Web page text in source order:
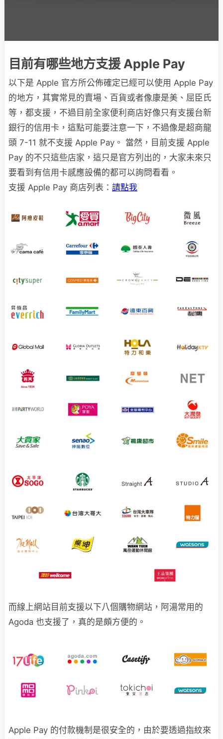
目前有哪些地方支援 Apple Pay
以下是 Apple 官方所公佈確定已經可以使用 Apple Pay
的地方，其實常見的賣場、百貨或者像康是美、屈臣氏
等，都支援，不過目前全家便利商店好像只有支援台新
銀行的信用卡，這點可能要注意一下，不過像是超商龍
頭 7-11 就不支援 Apple Pay。 當然，目前支援 Apple
Pay 的不只這些店家，這只是官方列出的，大家未來只
要看到有信用卡感應設備的都可以詢問看看。
支援 Apple Pay 商店列表： 請點我
而線上網站目前支援以下八個購物網站，阿湯常用的
Agoda 也支援了，真的是頗方便的。
Apple Pay 的付款機制是很安全的，由於要透過指紋來